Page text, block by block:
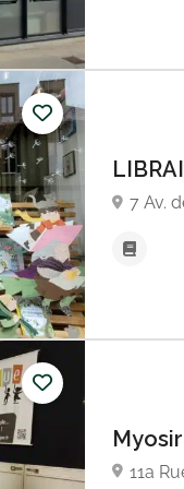
7 Av.
11a